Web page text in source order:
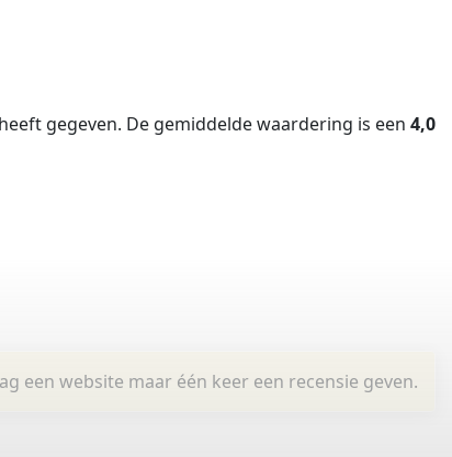
gegeven. De gemiddelde waardering is een 4,0
een website maar één keer een recensie geven.